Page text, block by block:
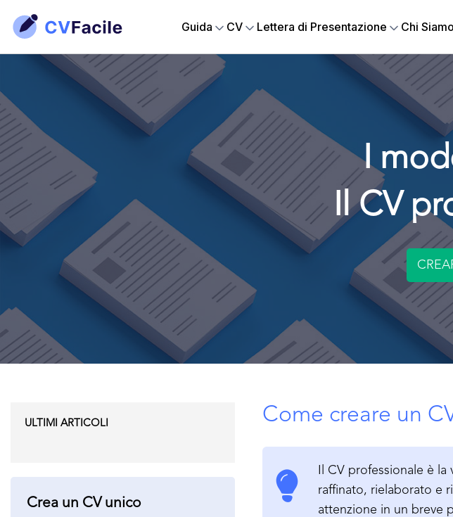
Guida CV Lettera di Presentazione Chi
I
Il CV
ULTIMI ARTICOLI
Crea un CV unico
Come creare un
Il CV professionale è
raffinato, rielaborato e
attenzione in un breve